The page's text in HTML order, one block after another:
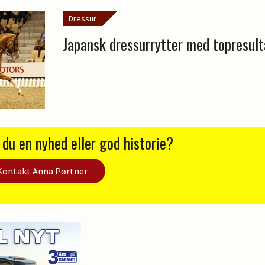
Dressur
Japansk dressurrytter med
en nyhed eller god historie?
Anna Pørtner